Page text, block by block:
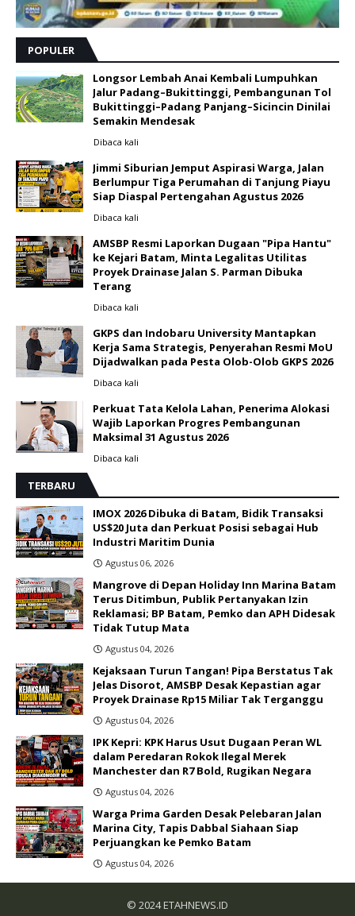
POPULER
Longsor Lembah Anai Kembali Lumpuhkan
Jalur Padang–Bukittinggi, Pembangunan Tol
Bukittinggi–Padang Panjang–Sicincin Dinilai
Semakin Mendesak
Dibaca kali
Jimmi Siburian Jemput Aspirasi Warga, Jalan
Berlumpur Tiga Perumahan di Tanjung Piayu
Siap Diaspal Pertengahan Agustus 2026 ‎
Dibaca kali
AMSBP Resmi Laporkan Dugaan "Pipa Hantu"
ke Kejari Batam, Minta Legalitas Utilitas
Proyek Drainase Jalan S. Parman Dibuka
Terang
Dibaca kali
GKPS dan Indobaru University Mantapkan
Kerja Sama Strategis, Penyerahan Resmi MoU
Dijadwalkan pada Pesta Olob-Olob GKPS 2026 ‎
Dibaca kali
Perkuat Tata Kelola Lahan, Penerima Alokasi
Wajib Laporkan Progres Pembangunan
Maksimal 31 Agustus 2026
Dibaca kali
TERBARU
IMOX 2026 Dibuka di Batam, Bidik Transaksi
US$20 Juta dan Perkuat Posisi sebagai Hub
Industri Maritim Dunia ‎
Agustus 06, 2026
Mangrove di Depan Holiday Inn Marina Batam
Terus Ditimbun, Publik Pertanyakan Izin
Reklamasi; BP Batam, Pemko dan APH Didesak
Tidak Tutup Mata
Agustus 04, 2026
Kejaksaan Turun Tangan! Pipa Berstatus Tak
Jelas Disorot, AMSBP Desak Kepastian agar
Proyek Drainase Rp15 Miliar Tak Terganggu
Agustus 04, 2026
IPK Kepri: KPK Harus Usut Dugaan Peran WL
dalam Peredaran Rokok Ilegal Merek
Manchester dan R7 Bold, Rugikan Negara
Agustus 04, 2026
Warga Prima Garden Desak Pelebaran Jalan
Marina City, Tapis Dabbal Siahaan Siap
Perjuangkan ke Pemko Batam
Agustus 04, 2026
© 2024ETAHNEWS.ID